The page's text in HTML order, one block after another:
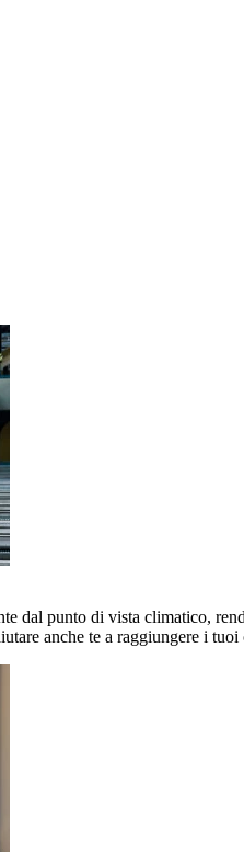
dal punto di vista climatico,
anche te a raggiungere i